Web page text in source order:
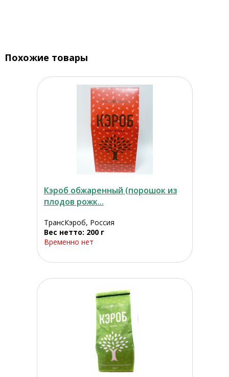
Похожие товары
Кэроб обжаренный (порошок из
плодов рожк...
ТрансКэроб, Россия
Вес нетто: 200 г
Временно нет